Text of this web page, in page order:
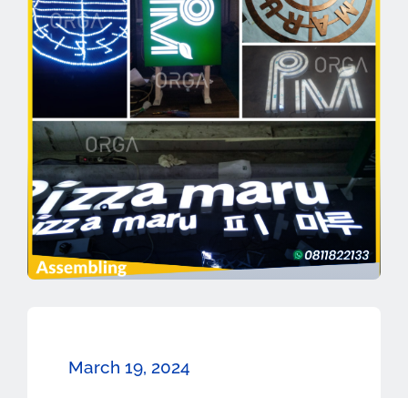
March 19, 2024